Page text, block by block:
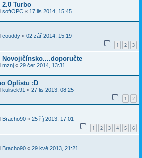
2.0 Turbo
softOPC « 17 lis 2014, 15:45
couddy « 02 zář 2014, 15:19
1 2 3
Novojičínsko....doporučte
mznj « 29 čer 2014, 13:31
Oplistu :D
kulisek91 « 27 lis 2013, 08:25
1 2
Bracho90 « 25 říj 2013, 17:01
1 2 3 4 5 6
Bracho90 « 29 kvě 2013, 21:21